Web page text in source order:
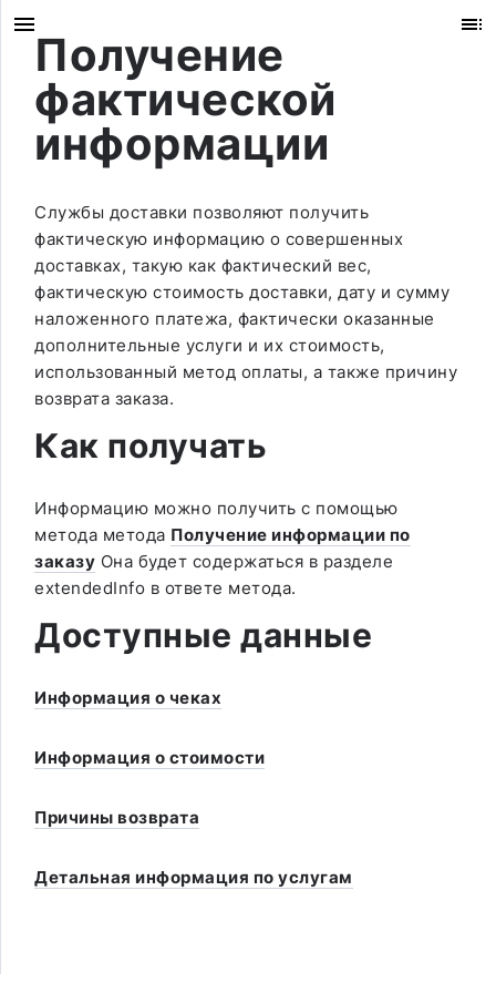
Получение
фактической
информации
Службы доставки позволяют получить
фактическую информацию о совершенных
доставках, такую как фактический вес,
фактическую стоимость доставки, дату и сумму
наложенного платежа, фактически оказанные
дополнительные услуги и их стоимость,
использованный метод оплаты, а также причину
возврата заказа.
Как получать
Информацию можно получить с помощью
метода метода Получение информации по
заказу Она будет содержаться в разделе
extendedInfo в ответе метода.
Доступные данные
Информация о чеках
Информация о стоимости
Причины возврата
Детальная информация по услугам